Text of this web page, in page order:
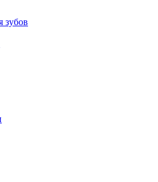
зубов